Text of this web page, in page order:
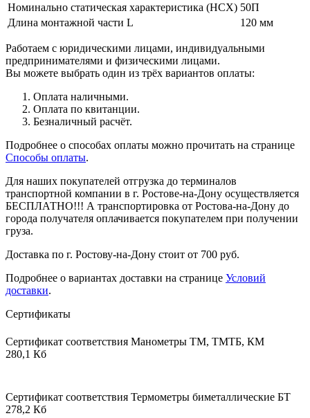
Номинально статическая характеристика (НСХ) 50П
Длина монтажной части L
120 мм
Работаем с юридическими лицами, индивидуальными
предпринимателями и физическими лицами.
Вы можете выбрать один из трёх вариантов оплаты:
Оплата наличными.
Оплата по квитанции.
Безналичный расчёт.
Подробнее о способах оплаты можно прочитать на странице
Способы оплаты.
Для наших покупателей отгрузка до терминалов
транспортной компании в г. Ростове-на-Дону осуществляется
БЕСПЛАТНО!!! А транспортировка от Ростова-на-Дону до
города получателя оплачивается покупателем при получении
груза.
Доставка по г. Ростову-на-Дону стоит от 700 руб.
Подробнее о вариантах доставки на странице Условий
доставки.
Сертификаты
Сертификат соответствия Манометры ТМ, ТМТБ, КМ
280,1 Кб
Сертификат соответствия Термометры биметаллические БТ
278,2 Кб